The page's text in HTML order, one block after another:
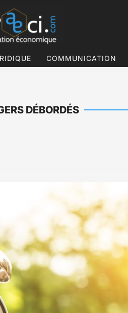
COMMUNICATION
DÉBORDÉS